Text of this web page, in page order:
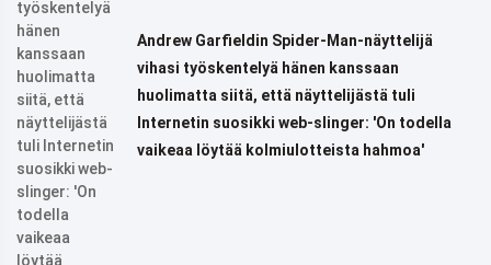
Andrew Garfieldin Spider-Man-näyttelijä
vihasi työskentelyä hänen kanssaan
huolimatta siitä, että näyttelijästä tuli
Internetin suosikki web-slinger: 'On todella
vaikeaa löytää kolmiulotteista hahmoa'